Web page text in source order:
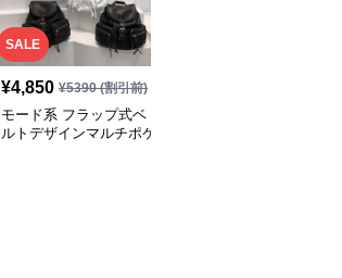
SALE
¥4,850 ¥5390(割引前)
モード系 フラップ式ベ
ルトデザインマルチポケ